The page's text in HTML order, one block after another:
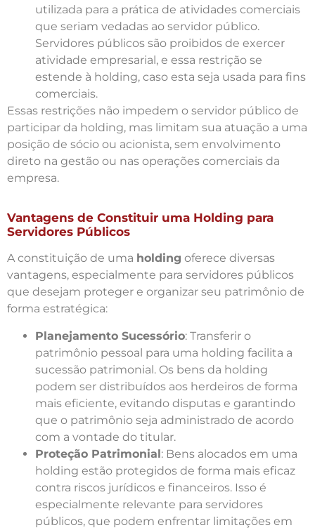
utilizada para a prática de atividades comerciais
que seriam vedadas ao servidor público.
Servidores públicos são proibidos de exercer
atividade empresarial, e essa restrição se
estende à holding, caso esta seja usada para fins
comerciais.
Essas restrições não impedem o servidor público de
participar da holding, mas limitam sua atuação a uma
posição de sócio ou acionista, sem envolvimento
direto na gestão ou nas operações comerciais da
empresa.
Vantagens de Constituir uma Holding para
Servidores Públicos
A constituição de uma holding oferece diversas
vantagens, especialmente para servidores públicos
que desejam proteger e organizar seu patrimônio de
forma estratégica:
Planejamento Sucessório: Transferir o
patrimônio pessoal para uma holding facilita a
sucessão patrimonial. Os bens da holding
podem ser distribuídos aos herdeiros de forma
mais eficiente, evitando disputas e garantindo
que o patrimônio seja administrado de acordo
com a vontade do titular.
Proteção Patrimonial: Bens alocados em uma
holding estão protegidos de forma mais eficaz
contra riscos jurídicos e financeiros. Isso é
especialmente relevante para servidores
públicos, que podem enfrentar limitações em